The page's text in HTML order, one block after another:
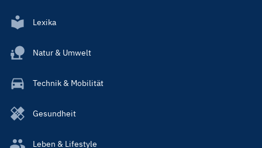
Lexika
Natur & Umwelt
Technik & Mobilität
Gesundheit
Leben & Lifestyle